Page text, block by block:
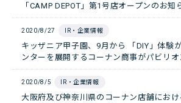
「CAMP DEPOT」第1号店オープンのお知
2020/8/27 IR・企業情報
キッザニア甲⼦園、9⽉から 「DIY」体験
ンターを展開するコーナン商事がパビリ
2020/8/5 IR・企業情報
大阪府及び神奈川県のコーナン店舗にお